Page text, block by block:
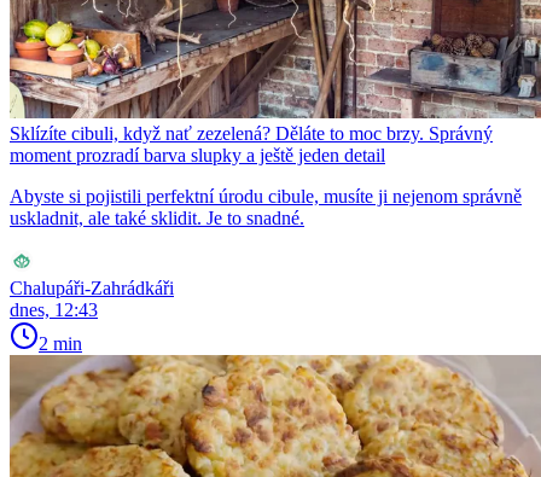
Sklízíte cibuli, když nať zezelená? Děláte to moc brzy. Správný
moment prozradí barva slupky a ještě jeden detail
Abyste si pojistili perfektní úrodu cibule, musíte ji nejenom správně
uskladnit, ale také sklidit. Je to snadné.
Chalupáři-Zahrádkáři
dnes, 12:43
2 min